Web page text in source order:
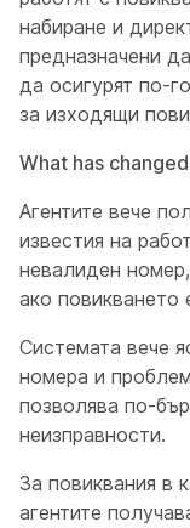
набиране и
предназначени
да осигурят по-
за изходящи
What has changed
Агентите вече
известия на
невалиден
ако повикването
Системата вече
номера и
позволява по-
неизправности.
За повиквания в
агентите